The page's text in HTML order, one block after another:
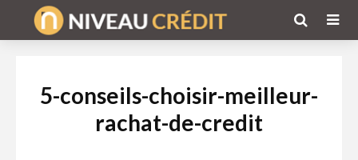
5-conseils-choisir-meilleur-
rachat-de-credit